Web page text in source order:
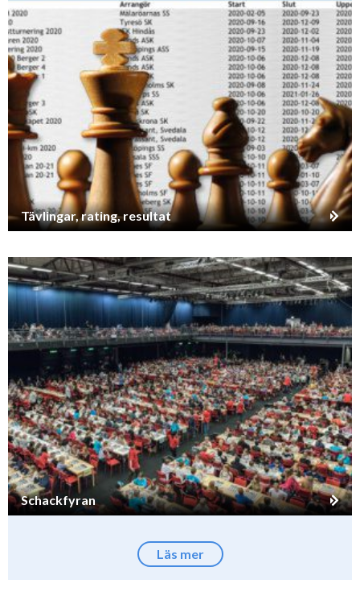
Tävlingar, rating, resultat
Schackfyran
Läs mer